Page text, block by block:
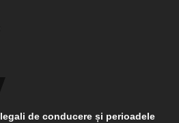
de conducere și perioadele